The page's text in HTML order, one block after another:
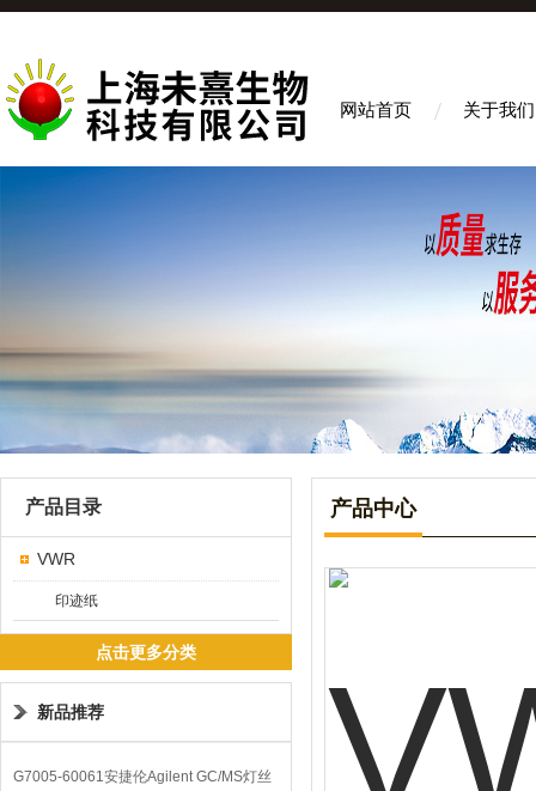
网站首页 关于我们
产品目录
VWR
印迹纸
点击更多分类
新品推荐
G7005-60061安捷伦Agilent GC/MS灯丝
产品中心